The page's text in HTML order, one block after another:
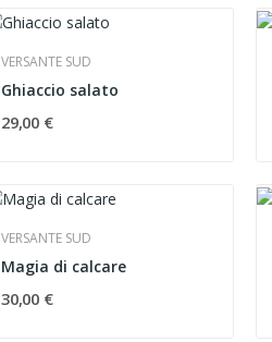
VERSANTE SUD
Ghiaccio salato
29,00 €
VERSANTE SUD
Magia di calcare
30,00 €